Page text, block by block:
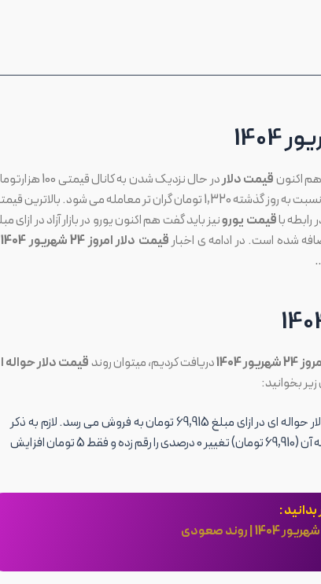
هم اکنونقیمت دلار
در حال نزدیک شدن به کانال قیمتی
است، و هر دلار در ازای مبلغ 99,300 تومان به فروش می رسد. دلار امروز نسبت به روز گذشته 1,320 تومان گران تر معامله می شود.
قیمت یورونیز باید گفت هم اکنون یورو در بازار آزاد در ازای
قیمت دلار امروز 24 شهریور 1404
1404 دریافت کردیم، میتوان روندقیمت دلار حواله
بخوانید:
امروز 19 تومان کاهش یافت و هم اکنون دلار حواله ای در ازای مبلغ 69,915 تومان به فروش می رسد. لازم به ذکر
نسبت به قیمت هفته ی گذشته آن (69,910 تومان) تغییر 0 درصدی را رقم زده و فقط 5 تومان افزایش
: